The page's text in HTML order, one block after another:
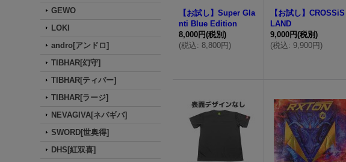
GEWO
LOKI
andro[アンドロ]
TIBHAR[幻守]
TIBHAR[ティバー]
TIBHAR[ラージ]
NEVAGIVA[ネバギバ]
SWORD[世奥得]
DHS[紅双喜]
【お試し】Super Gla
nti Blue Edition
8,000円(税別)
(税込: 8,800円)
【お試し】CROSSiS
LAND
9,000円(税別)
(税込: 9,900円)